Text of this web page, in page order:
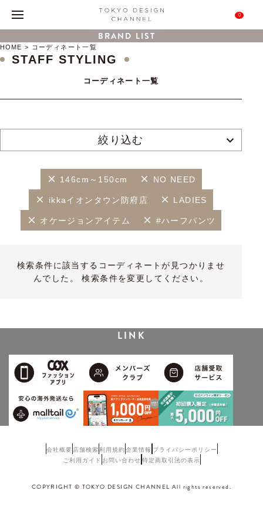
0
BRAND LIST
HOME コーディネート一覧
STAFF STYLING
コーディネート一覧
絞り込む
146cm～150cm NO NEED
ikkaイオンタウン防府店 LADIES
オケージョンアイテム #ハーフパンツ
検索条件に該当するコーディネートが見つかりませ
んでした。 検索条件を変更してください。
LINK
会社概要 店舗検索利用規約企業情報 プライバシーポリシー
ご利用ガイド お問い合わせ 特定商取引法の表示
COPYRIGHT © TOKYO DESIGN CHANNEL All rights reserved.